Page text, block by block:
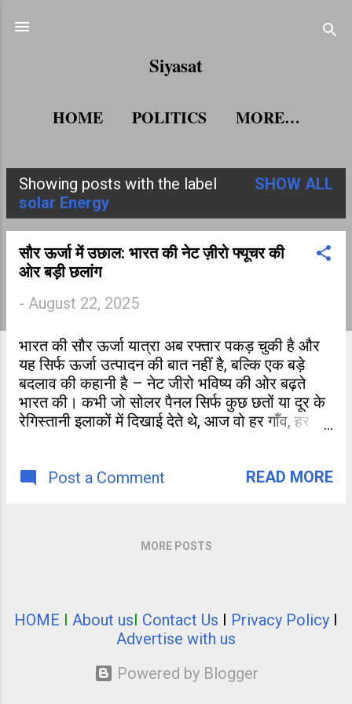
Siyasat
HOME POLITICS MORE…
P
o
Showing posts with the label
solar Energy
SHOW ALL
सौर ऊर्जा में उछाल: भारत की नेट ज़ीरो फ्यूचर की
ओर बड़ी छलांग
- August 22, 2025
भारत की सौर ऊर्जा यात्रा अब रफ्तार पकड़ चुकी है और
यह सिर्फ ऊर्जा उत्पादन की बात नहीं है, बल्कि एक बड़े
बदलाव की कहानी है – नेट जीरो भविष्य की ओर बढ़ते
भारत की। कभी जो सोलर पैनल सिर्फ कुछ छतों या दूर के
रेगिस्तानी इलाकों में दिखाई देते थे, आज वो हर गाँव, हर
बड़ा देश बन चुका है।
Post a Comment READ MORE
MORE POSTS
HOME I About usI Contact Us I Privacy Policy I
Advertise with us
Powered by Blogger